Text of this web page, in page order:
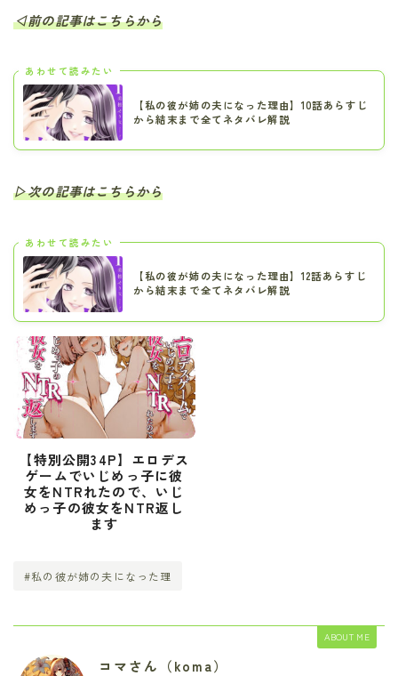
◁前の記事はこちらから
あわせて読みたい
【私の彼が姉の夫になった理由】10話あらすじ
から結末まで全てネタバレ解説
▷次の記事はこちらから
あわせて読みたい
【私の彼が姉の夫になった理由】12話あらすじ
から結末まで全てネタバレ解説
【特別公開34P】エロデス
ゲームでいじめっ子に彼
女をNTRれたので、いじ
めっ子の彼女をNTR返し
ます
#私の彼が姉の夫になった理
ABOUT ME
コマさん（koma）